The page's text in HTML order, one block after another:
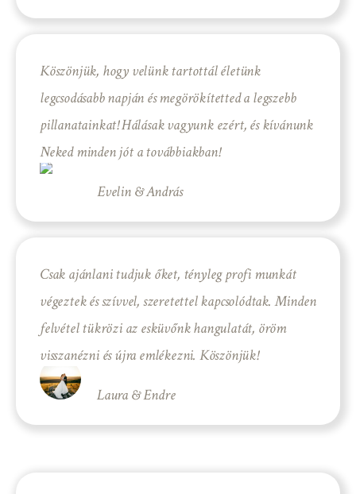
Köszönjük, hogy velünk tartottál életünk
legcsodásabb napján és megörökítetted a legszebb
pillanatainkat! Hálásak vagyunk ezért, és kívánunk
Neked minden jót a továbbiakban!
Evelin & András
Csak ajánlani tudjuk őket, tényleg profi munkát
végeztek és szívvel, szeretettel kapcsolódtak. Minden
felvétel tükrözi az esküvőnk hangulatát, öröm
visszanézni és újra emlékezni. Köszönjük!
Laura & Endre